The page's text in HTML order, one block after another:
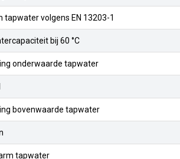
tapwater volgens EN 13203-1
bij 60 °C
onderwaarde tapwater
bovenwaarde tapwater
tapwater